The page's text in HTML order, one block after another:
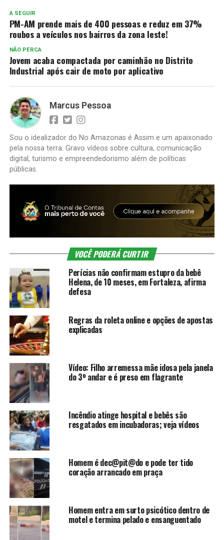
A SEGUIR
PM-AM prende mais de 400 pessoas e reduz em 37%
roubos a veículos nos bairros da zona leste!
NÃO PERCA
Jovem acaba compactada por caminhão no Distrito
Industrial após cair de moto por aplicativo
Marcus Pessoa
Sou o idealizador do No Amazonas é Assim e um apaixonado
pela nossa terra. Gravo vídeos sobre cultura, comunicação
digital, turismo e empreendedorismo além de políticas
públicas.
VOCÊ PODERÁ CURTIR
Perícias não confirmam estupro da bebê
Helena, de 10 meses, em Fortaleza, afirma
defesa
Regras da roleta online e opções de apostas
explicadas
Vídeo: Filho arremessa mãe idosa pela janela
do 3º andar e é preso em flagrante
Incêndio atinge hospital e bebês são
resgatados em incubadoras; veja vídeos
Homem é dec@pit@do e pode ter tido
coração arrancado em praça
Homem entra em surto psicótico dentro de
motel e termina pelado e ensanguentado